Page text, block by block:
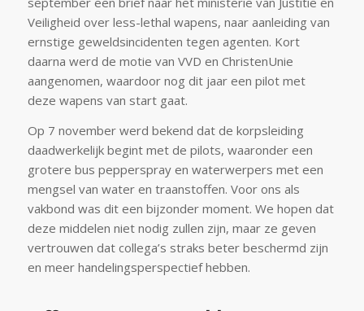
Veiligheid over less-lethal wapens, naar aanleiding van
ernstige geweldsincidenten tegen agenten. Kort
daarna werd de motie van VVD en ChristenUnie
aangenomen, waardoor nog dit jaar een pilot met
deze wapens van start gaat.
Op 7 november werd bekend dat de korpsleiding
daadwerkelijk begint met de pilots, waaronder een
grotere bus pepperspray en waterwerpers met een
mengsel van water en traanstoffen. Voor ons als
vakbond was dit een bijzonder moment. We hopen dat
deze middelen niet nodig zullen zijn, maar ze geven
vertrouwen dat collega’s straks beter beschermd zijn
en meer handelingsperspectief hebben.